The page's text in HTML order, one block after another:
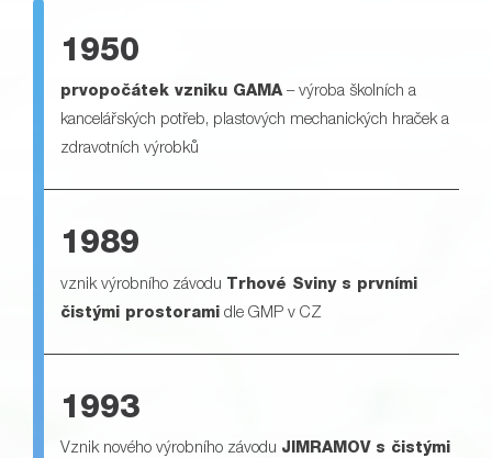
1950
prvopočátek vzniku GAMA – výroba školních a
kancelářských potřeb, plastových mechanických hraček a
zdravotních výrobků
1989
vznik výrobního závodu Trhové Sviny s prvními
čistými prostorami dle GMP v CZ
1993
Vznik nového výrobního závodu JIMRAMOV s čistými